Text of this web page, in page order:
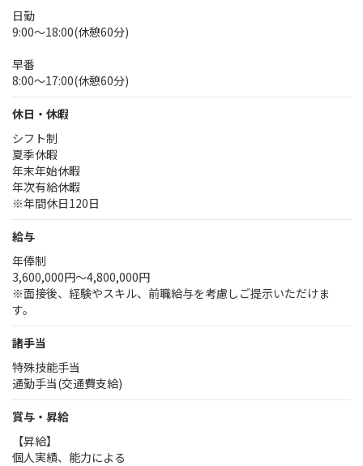
日勤
9:00～18:00(休憩60分)
早番
8:00～17:00(休憩60分)
休日・休暇
シフト制
夏季休暇
年末年始休暇
年次有給休暇
※年間休日120日
給与
年俸制
3,600,000円～4,800,000円
※面接後、経験やスキル、前職給与を考慮しご提示いただけま
す。
諸手当
特殊技能手当
通勤手当(交通費支給)
賞与・昇給
【昇給】
個人実績、能力による